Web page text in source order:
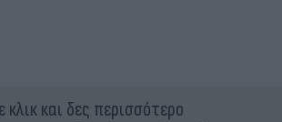
κλικ και δες περισσότερο